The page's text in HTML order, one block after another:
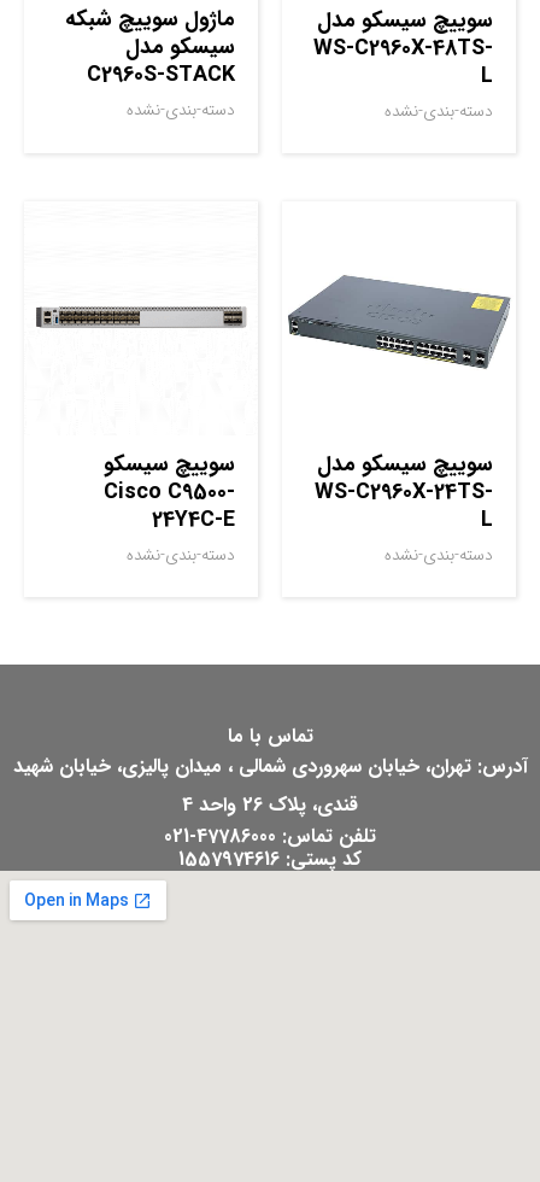
سوييچ سيسکو مدل
WS-C2960X-48TS-
L
دسته-بندی-نشده
ماژول سوييچ شبکه
سيسکو مدل
C2960S-STACK
دسته-بندی-نشده
سوييچ سيسکو مدل
WS-C2960X-24TS-
L
دسته-بندی-نشده
سوييچ سيسکو
Cisco C9500-
24Y4C-E
دسته-بندی-نشده
تماس با ما
آدرس: تهران، خیابان سهروردی شمالی ، میدان پالیزی، خیابان شهید
قندی، پلاک 26 واحد 4
تلفن تماس: 47786000-021
کد پستی: 1557974616